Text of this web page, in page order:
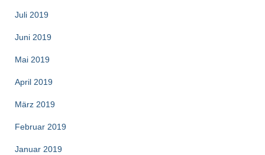
Juli 2019
Juni 2019
Mai 2019
April 2019
März 2019
Februar 2019
Januar 2019